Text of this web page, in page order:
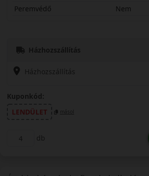
Peremvédő
Nem
Házhozszállítás
Házhozszállítás
Kuponkód:
LENDÜLET
másol
db